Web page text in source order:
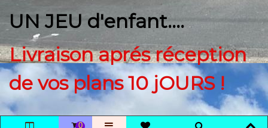
UN JEU d'enfant....
Livraison aprés réception
de vos plans 10 jOURS !
0